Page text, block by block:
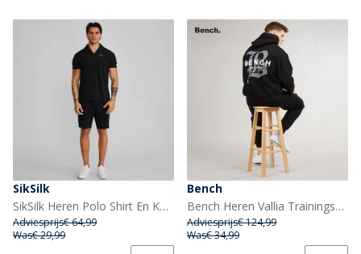
SikSilk
SikSilk Heren Polo Shirt En Korte Broek Set Zwart
Adviesprijs€ 64,99
Was€ 29,99
Bench
Bench Heren Vallia Trainingspak Zwart
Adviesprijs€ 124,99
Was€ 34,99